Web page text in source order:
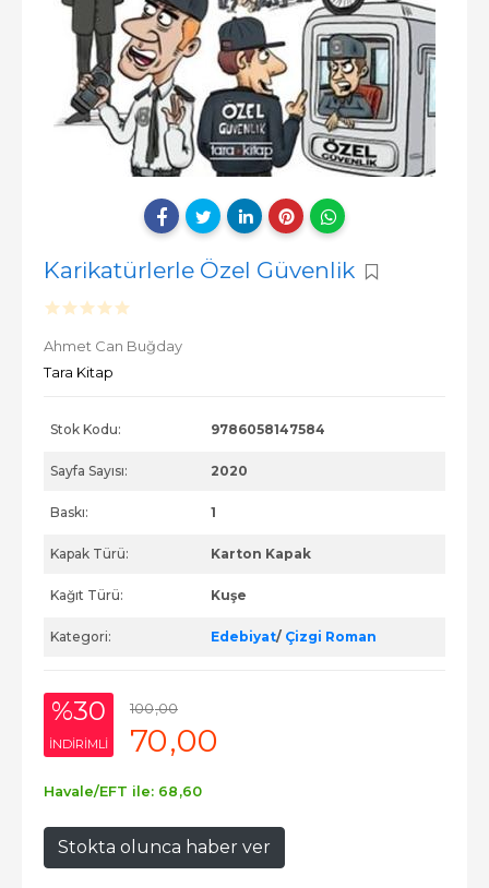
Karikatürlerle Özel Güvenlik
Ahmet Can Buğday
Tara Kitap
Stok Kodu: 9786058147584
Sayfa Sayısı: 2020
Baskı: 1
Kapak Türü: Karton Kapak
Kağıt Türü: Kuşe
Kategori: Edebiyat/ Çizgi Roman
%30
INDIRIMLI
100,00
70,00
Havale/EFT ile: 68 ,60
Stokta olunca haber ver